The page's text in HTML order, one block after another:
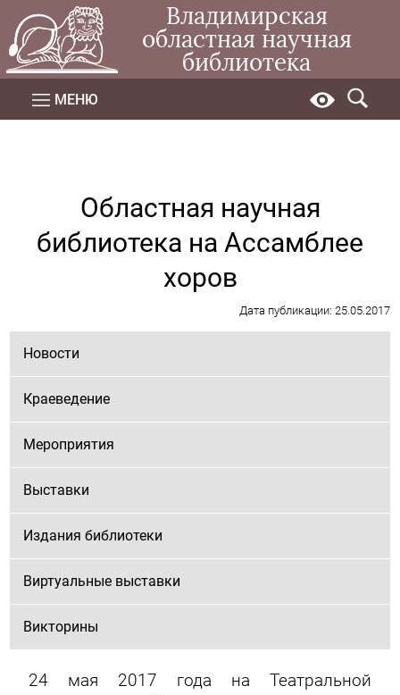
Владимирская
областная научная
библиотека
МЕНЮ
Областная научная
библиотека на Ассамблее
хоров
Дата публикации: 25.05.2017
Новости
Краеведение
Мероприятия
Выставки
Издания библиотеки
Виртуальные выставки
Викторины
24 мая 2017 года на Театральной